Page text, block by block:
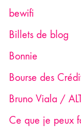
bewifi
Billets de blog
Bonnie
Bourse des
Bruno Viala /
Ce que je peux